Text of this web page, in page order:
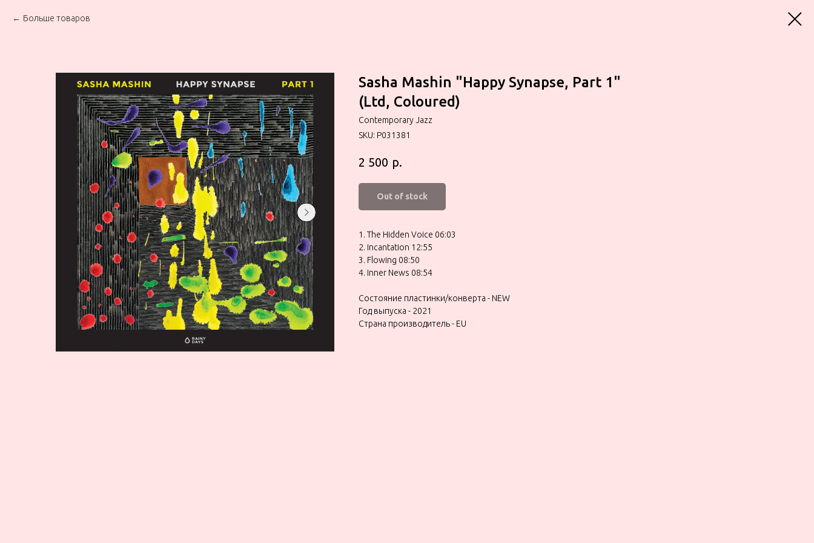
Больше товаров
Sasha Mashin "Happy Synapse, Part 1"
(Ltd, Coloured)
Contemporary Jazz
SKU: P031381
2 500 р.
Out of stock
1. The Hidden Voice 06:03
2. Incantation 12:55
3. Flowing 08:50
4. Inner News 08:54
Состояние пластинки/конверта - NEW
Год выпуска - 2021
Страна производитель - EU